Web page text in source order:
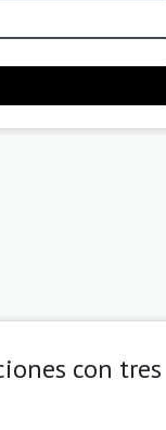
con tres